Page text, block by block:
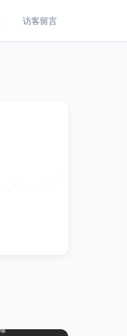
访客留言